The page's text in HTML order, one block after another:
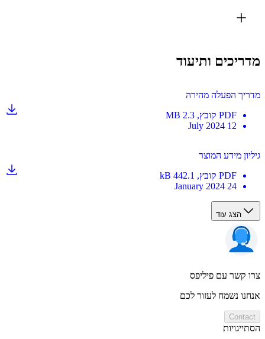
ותיעוד
הפעלה מהירה
PDF
קובץ , 2.3 MB
מידע המוצר
PDF
קובץ , 442.1 kB
הצג עוד
עם פיליפס
נשמח לעזור לכם